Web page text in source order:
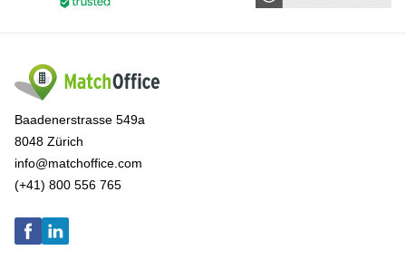
Baadenerstrasse 549a
8048 Zürich
info@matchoffice.com
(+41) 800 556 765